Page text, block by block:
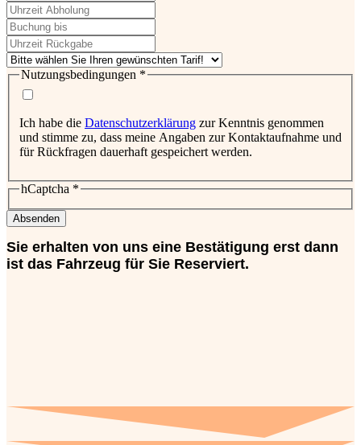
Nutzungsbedingungen *
Ich habe die Datenschutzerklärung zur Kenntnis genommen
und stimme zu, dass meine Angaben zur Kontaktaufnahme und
für Rückfragen dauerhaft gespeichert werden.
hCaptcha *
Absenden
Sie erhalten von uns eine Bestätigung erst dann
ist das Fahrzeug für Sie Reserviert.